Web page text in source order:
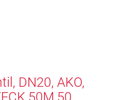
DN20, AKO,